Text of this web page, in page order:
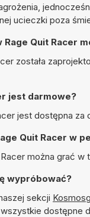
ucieczki poza
Rage Quit Racer
została
jest darmowe?
jest dostępna
Quit Racer w
można grać
wypróbować?
sekcji
dostępne